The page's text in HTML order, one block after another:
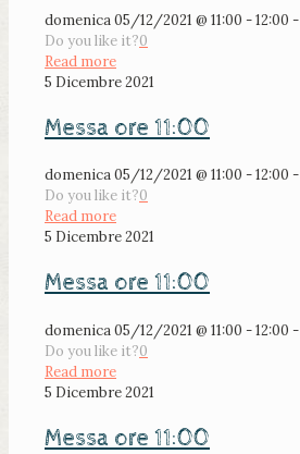
domenica 05/12/2021 @ 11:00 - 12:00 -
Do you like it?0
Read more
5 Dicembre 2021
Messa ore 11:00
domenica 05/12/2021 @ 11:00 - 12:00 -
Do you like it?0
Read more
5 Dicembre 2021
Messa ore 11:00
domenica 05/12/2021 @ 11:00 - 12:00 -
Do you like it?0
Read more
5 Dicembre 2021
Messa ore 11:00